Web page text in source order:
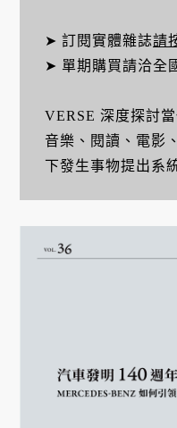
➤ 訂閱實體雜誌請
➤ 單期購買請洽全
VERSE 深度探討
音樂、閱讀、電影
下發生事物提出系